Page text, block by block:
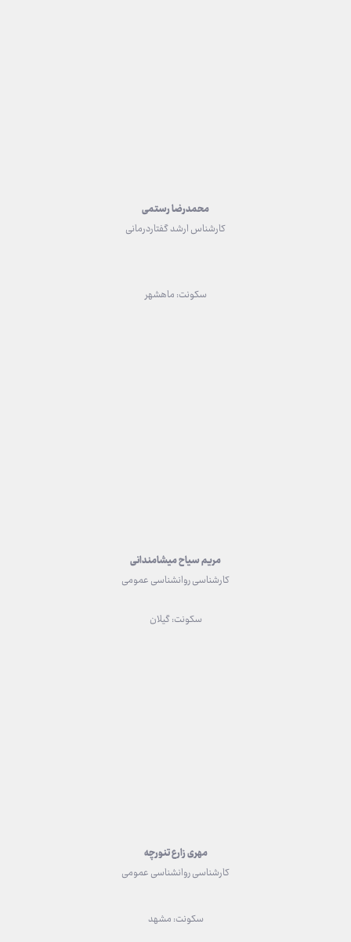
محمدرضا رستمی
کارشناس ارشد گفتاردرمانی
سکونت: ماهشهر
مریم سیاح میشامندانی
کارشناسی روانشناسی عمومی
سکونت: گیلان
مهری زارع تنورچه
کارشناسی روانشناسی عمومی
سکونت: مشهد